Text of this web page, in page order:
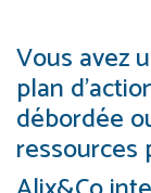
Vous avez
plan
débordée
ressources